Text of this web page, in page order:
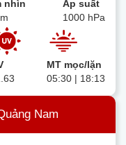
nhìn
Áp suất
1000 hPa
MT mọc/lặn
05:30 | 18:13
Nam